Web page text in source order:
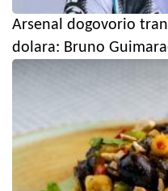
Arsenal dogovorio
dolara: Bruno